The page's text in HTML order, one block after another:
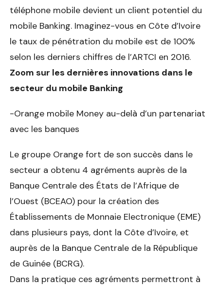
téléphone mobile devient un client potentiel du
mobile Banking. Imaginez-vous en Côte d’Ivoire
le taux de pénétration du mobile est de 100%
selon les derniers chiffres de l’ARTCI en 2016.
Zoom sur les dernières innovations dans le
secteur du mobile Banking
-Orange mobile Money au-delà d’un partenariat
avec les banques
Le groupe Orange fort de son succès dans le
secteur a obtenu 4 agréments auprès de la
Banque Centrale des États de l’Afrique de
l’Ouest (BCEAO) pour la création des
Établissements de Monnaie Electronique (EME)
dans plusieurs pays, dont la Côte d’Ivoire, et
auprès de la Banque Centrale de la République
de Guinée (BCRG).
Dans la pratique ces agréments permettront à